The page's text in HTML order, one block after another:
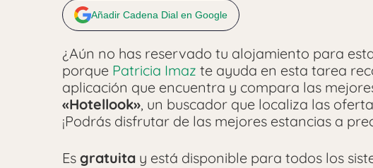
Añadir Cadena Dial en Google
¿Aún no has reservado tu alojamiento para
porque Patricia Imaz te ayuda en esta tarea
aplicación que encuentra y compara las
«Hotellook», un buscador que localiza las
¡Podrás disfrutar de las mejores estancias a
Es gratuita y está disponible para todos los